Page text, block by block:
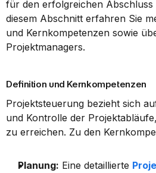
für den erfolgreichen Abschluss
diesem Abschnitt erfahren Sie
und Kernkompetenzen sowie
Projektmanagers.
Definition und Kernkompetenzen
Projektsteuerung bezieht sich
und Kontrolle der
zu erreichen. Zu den
Planung: Eine detaillierte